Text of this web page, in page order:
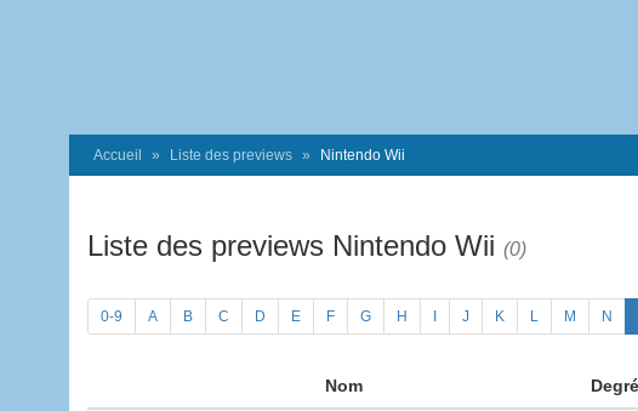
Accueil Liste des previews Nintendo Wii
Liste des previews Nintendo Wii (0)
0-9 A B C D E F G H J K L M N
Nom